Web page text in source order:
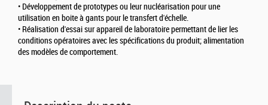
• Développement de prototypes ou leur nucléarisation pour une
utilisation en boite à gants pour le transfert d'échelle.
• Réalisation d'essai sur appareil de laboratoire permettant de lier les
conditions opératoires avec les spécifications du produit; alimentation
des modèles de comportement.